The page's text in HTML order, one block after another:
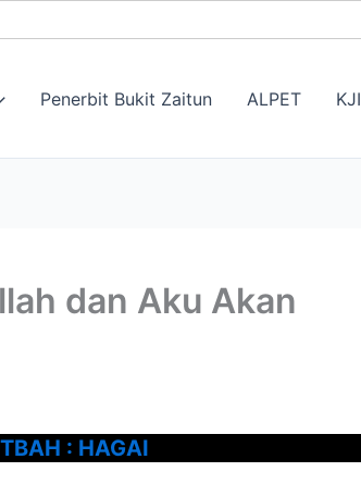
Penerbit Bukit Zaitun ALPET KJI
dan Aku Akan
: HAGAI